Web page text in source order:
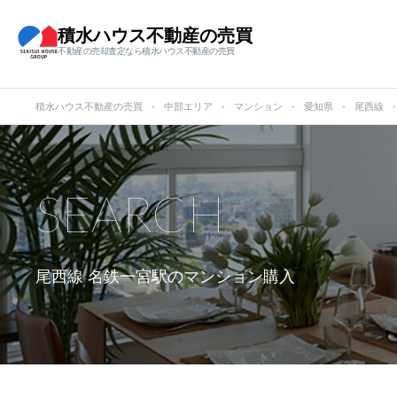
積水ハウス不動産の売買
不動産の売却査定なら積水ハウス不動産の売買
積水ハウス不動産の売買 中部エリア マンション 愛知県 尾西線
尾西線 名鉄一宮駅のマンション購入
SEARCH